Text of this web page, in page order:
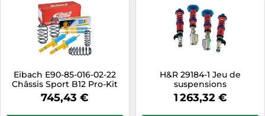
Eibach E90-85-016-02-22
Châssis Sport B12 Pro-Kit
745,43 €
H&R 29184-1 Jeu de
suspensions
ressorts/amortisseurs Avant
Kit de suspension Kit
amortisseur
1 263,32 €